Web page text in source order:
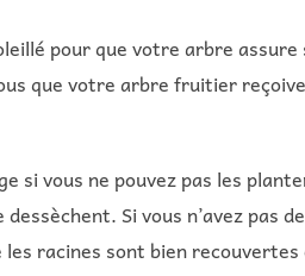
pour que votre arbre
que votre arbre fruitier
si vous ne pouvez pas les
Si vous n’avez pas
racines sont bien recouvertes